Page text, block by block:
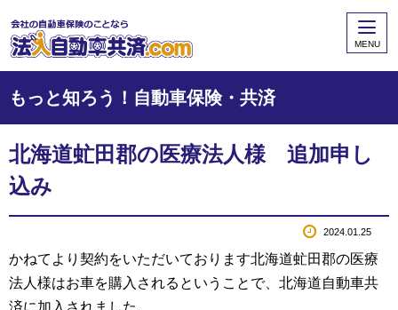
MENU
もっと知ろう！自動車保険・共済
北海道虻田郡の医療法人様 追加申し
込み
2024.01.25
かねてより契約をいただいております北海道虻田郡の医療
法人様はお車を購入されるということで、北海道自動車共
済に加入されました。